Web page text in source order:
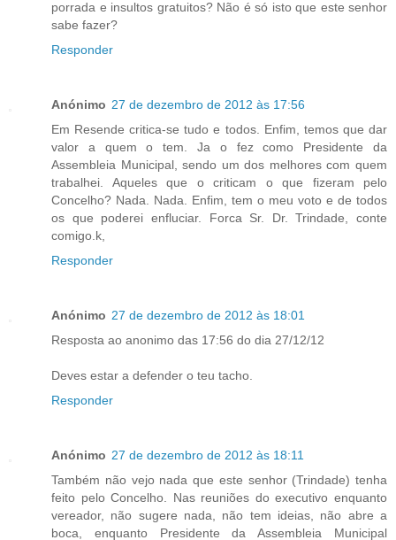
porrada e insultos gratuitos? Não é só isto que este senhor
sabe fazer?
Responder
Anónimo 27 de dezembro de 2012 às 17:56
Em Resende critica-se tudo e todos. Enfim, temos que dar
valor a quem o tem. Ja o fez como Presidente da
Assembleia Municipal, sendo um dos melhores com quem
trabalhei. Aqueles que o criticam o que fizeram pelo
Concelho? Nada. Nada. Enfim, tem o meu voto e de todos
os que poderei enfluciar. Forca Sr. Dr. Trindade, conte
comigo.k,
Responder
Anónimo 27 de dezembro de 2012 às 18:01
Resposta ao anonimo das 17:56 do dia 27/12/12
Deves estar a defender o teu tacho.
Responder
Anónimo 27 de dezembro de 2012 às 18:11
Também não vejo nada que este senhor (Trindade) tenha
feito pelo Concelho. Nas reuniões do executivo enquanto
vereador, não sugere nada, não tem ideias, não abre a
boca, enquanto Presidente da Assembleia Municipal